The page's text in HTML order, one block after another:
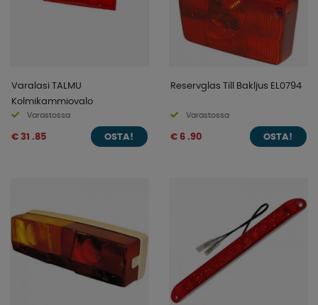
Varalasi TALMU
Kolmikammiovalo
Varastossa
€ 31 .85 OSTA!
Reservglas Till Bakljus EL0794
Varastossa
€ 6 .90 OSTA!